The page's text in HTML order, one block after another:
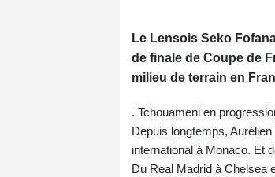
Le Lensois Seko
de finale de Coupe de
milieu de terrain en
. Tchouameni en
Depuis longtemps,
international à Monaco. Et
Du Real Madrid à Chelsea